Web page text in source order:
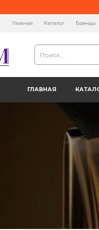
Главная Каталог Бренды
ГЛАВНАЯ